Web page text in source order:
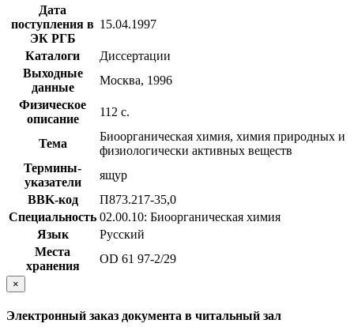
Дата
поступления в
ЭК РГБ
15.04.1997
Каталоги
Диссертации
Выходные
данные
Москва, 1996
Физическое
описание
112 с.
Тема
Биоорганическая химия, химия природных и
физиологически активных веществ
Термины-
указатели
ящур
BBK-код
П873.217-35,0
Специальность 02.00.10: Биоорганическая химия
Язык
Русский
Места
хранения
OD 61 97-2/29
×
Электронный заказ документа в читальный зал